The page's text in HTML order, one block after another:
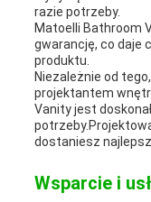
razie potrzeby.
Matoelli Bathroom
gwarancję, co daje
produktu.
Niezależnie od
projektantem
Vanity jest
dostaniesz
Wsparcie i